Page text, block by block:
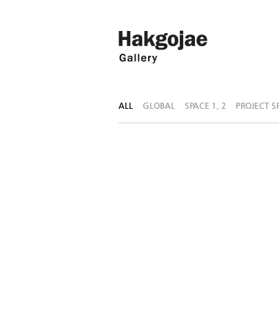
ALL GLOBAL SPACE 1, 2 PROJECT